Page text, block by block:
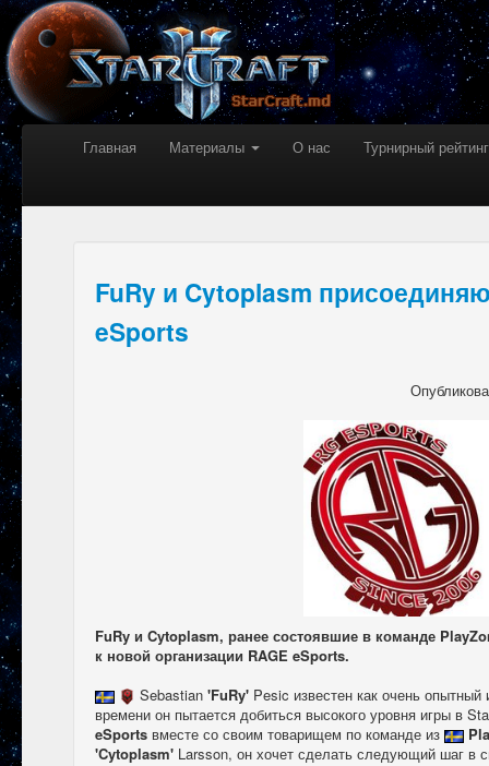
Главная Материалы О нас Турнирный рейтинг
FuRy и Cytoplasm
eSports
FuRy и Cytoplasm, ранее состоявшие в команде
к новой организации RAGE eSports.
Sebastian 'FuRy' Pesic известен как очень
времени он пытается добиться высокого уровня игры в
eSports вместе со своим товарищем по команде из
'Cytoplasm' Larsson, он хочет сделать следующий шаг в